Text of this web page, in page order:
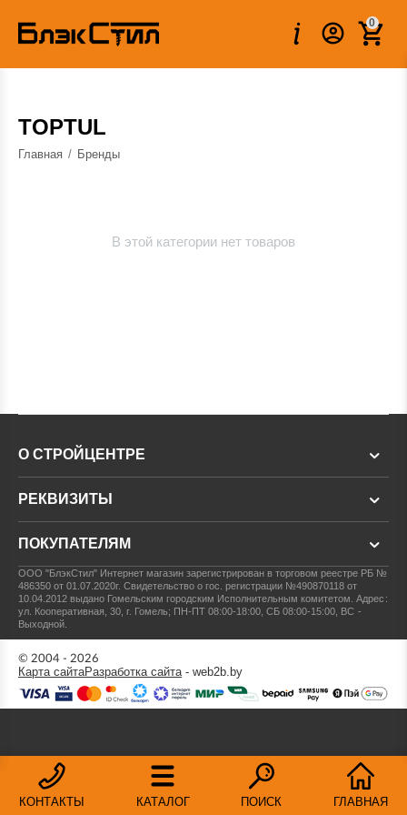
0
TOPTUL
Главная / Бренды
В этой категории нет товаров
КОНТАКТЫ КАТАЛОГ ПОИСК ГЛАВНАЯ
О СТРОЙЦЕНТРЕ
РЕКВИЗИТЫ
ПОКУПАТЕЛЯМ
ООО "БлэкСтил" Интернет магазин зарегистрирован в торговом реестре РБ №
486350 от 01.07.2020г.Свидетельство о гос. регистрации №490870118 от
10.04.2012 выдано Гомельским городским Исполнительным комитетом.Адрес:
ул. Кооперативная, 30, г. Гомель; ПН-ПТ 08:00-18:00, СБ 08:00-15:00, ВС -
Выходной.
© 2004 - 2026
Карта сайтаРазработка сайта- web2b.by